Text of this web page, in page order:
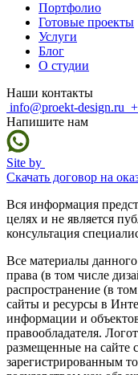
Портфолио
Готовые проекты
Услуги
Блог
О студии
Наши контакты
info@proekt-design.ru
Напишите нам
Site by
Скачать договор на
Вся информация
целях и не является
консультация
Все материалы
права (в том числе
распространение (в
сайты и ресурсы в
информации и
правообладателя.
размещенные на сайте
зарегистрированным